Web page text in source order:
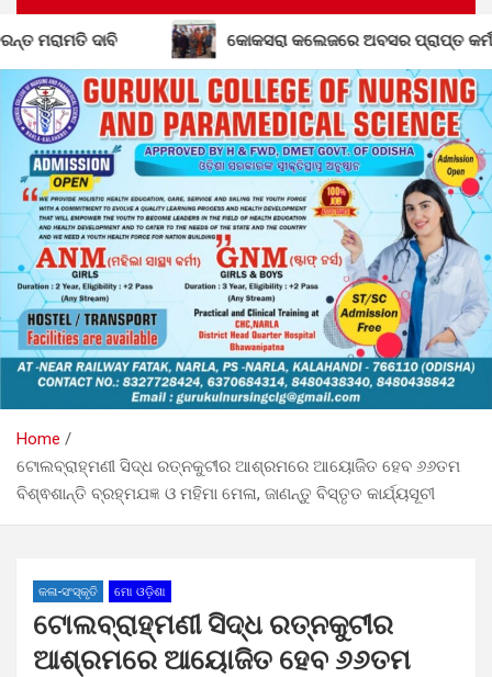
କୋକସରା କଲେଜରେ ଅବସର ପ୍ରାପ୍ତ କର୍ମଚାରୀଙ୍କୁ ବିଦାୟ
Home
ଟୋଲବ୍ରାହ୍ମଣୀ ସିଦ୍ଧ ରତ୍ନକୁଟୀର ଆଶ୍ରମରେ ଆୟୋଜିତ ହେବ ୬୬ତମ
ବିଶ୍ଵଶାନ୍ତି ବ୍ରହ୍ମଯଜ୍ଞ ଓ ମହିମା ମେଳା, ଜାଣନ୍ତୁ ବିସ୍ତୃତ କାର୍ଯ୍ୟସୂଚୀ
କଳା-ସଂସ୍କୃତି ମୋ ଓଡ଼ିଶା
ଟୋଲବ୍ରାହ୍ମଣୀ ସିଦ୍ଧ ରତ୍ନକୁଟୀର
ଆଶ୍ରମରେ ଆୟୋଜିତ ହେବ ୬୬ତମ